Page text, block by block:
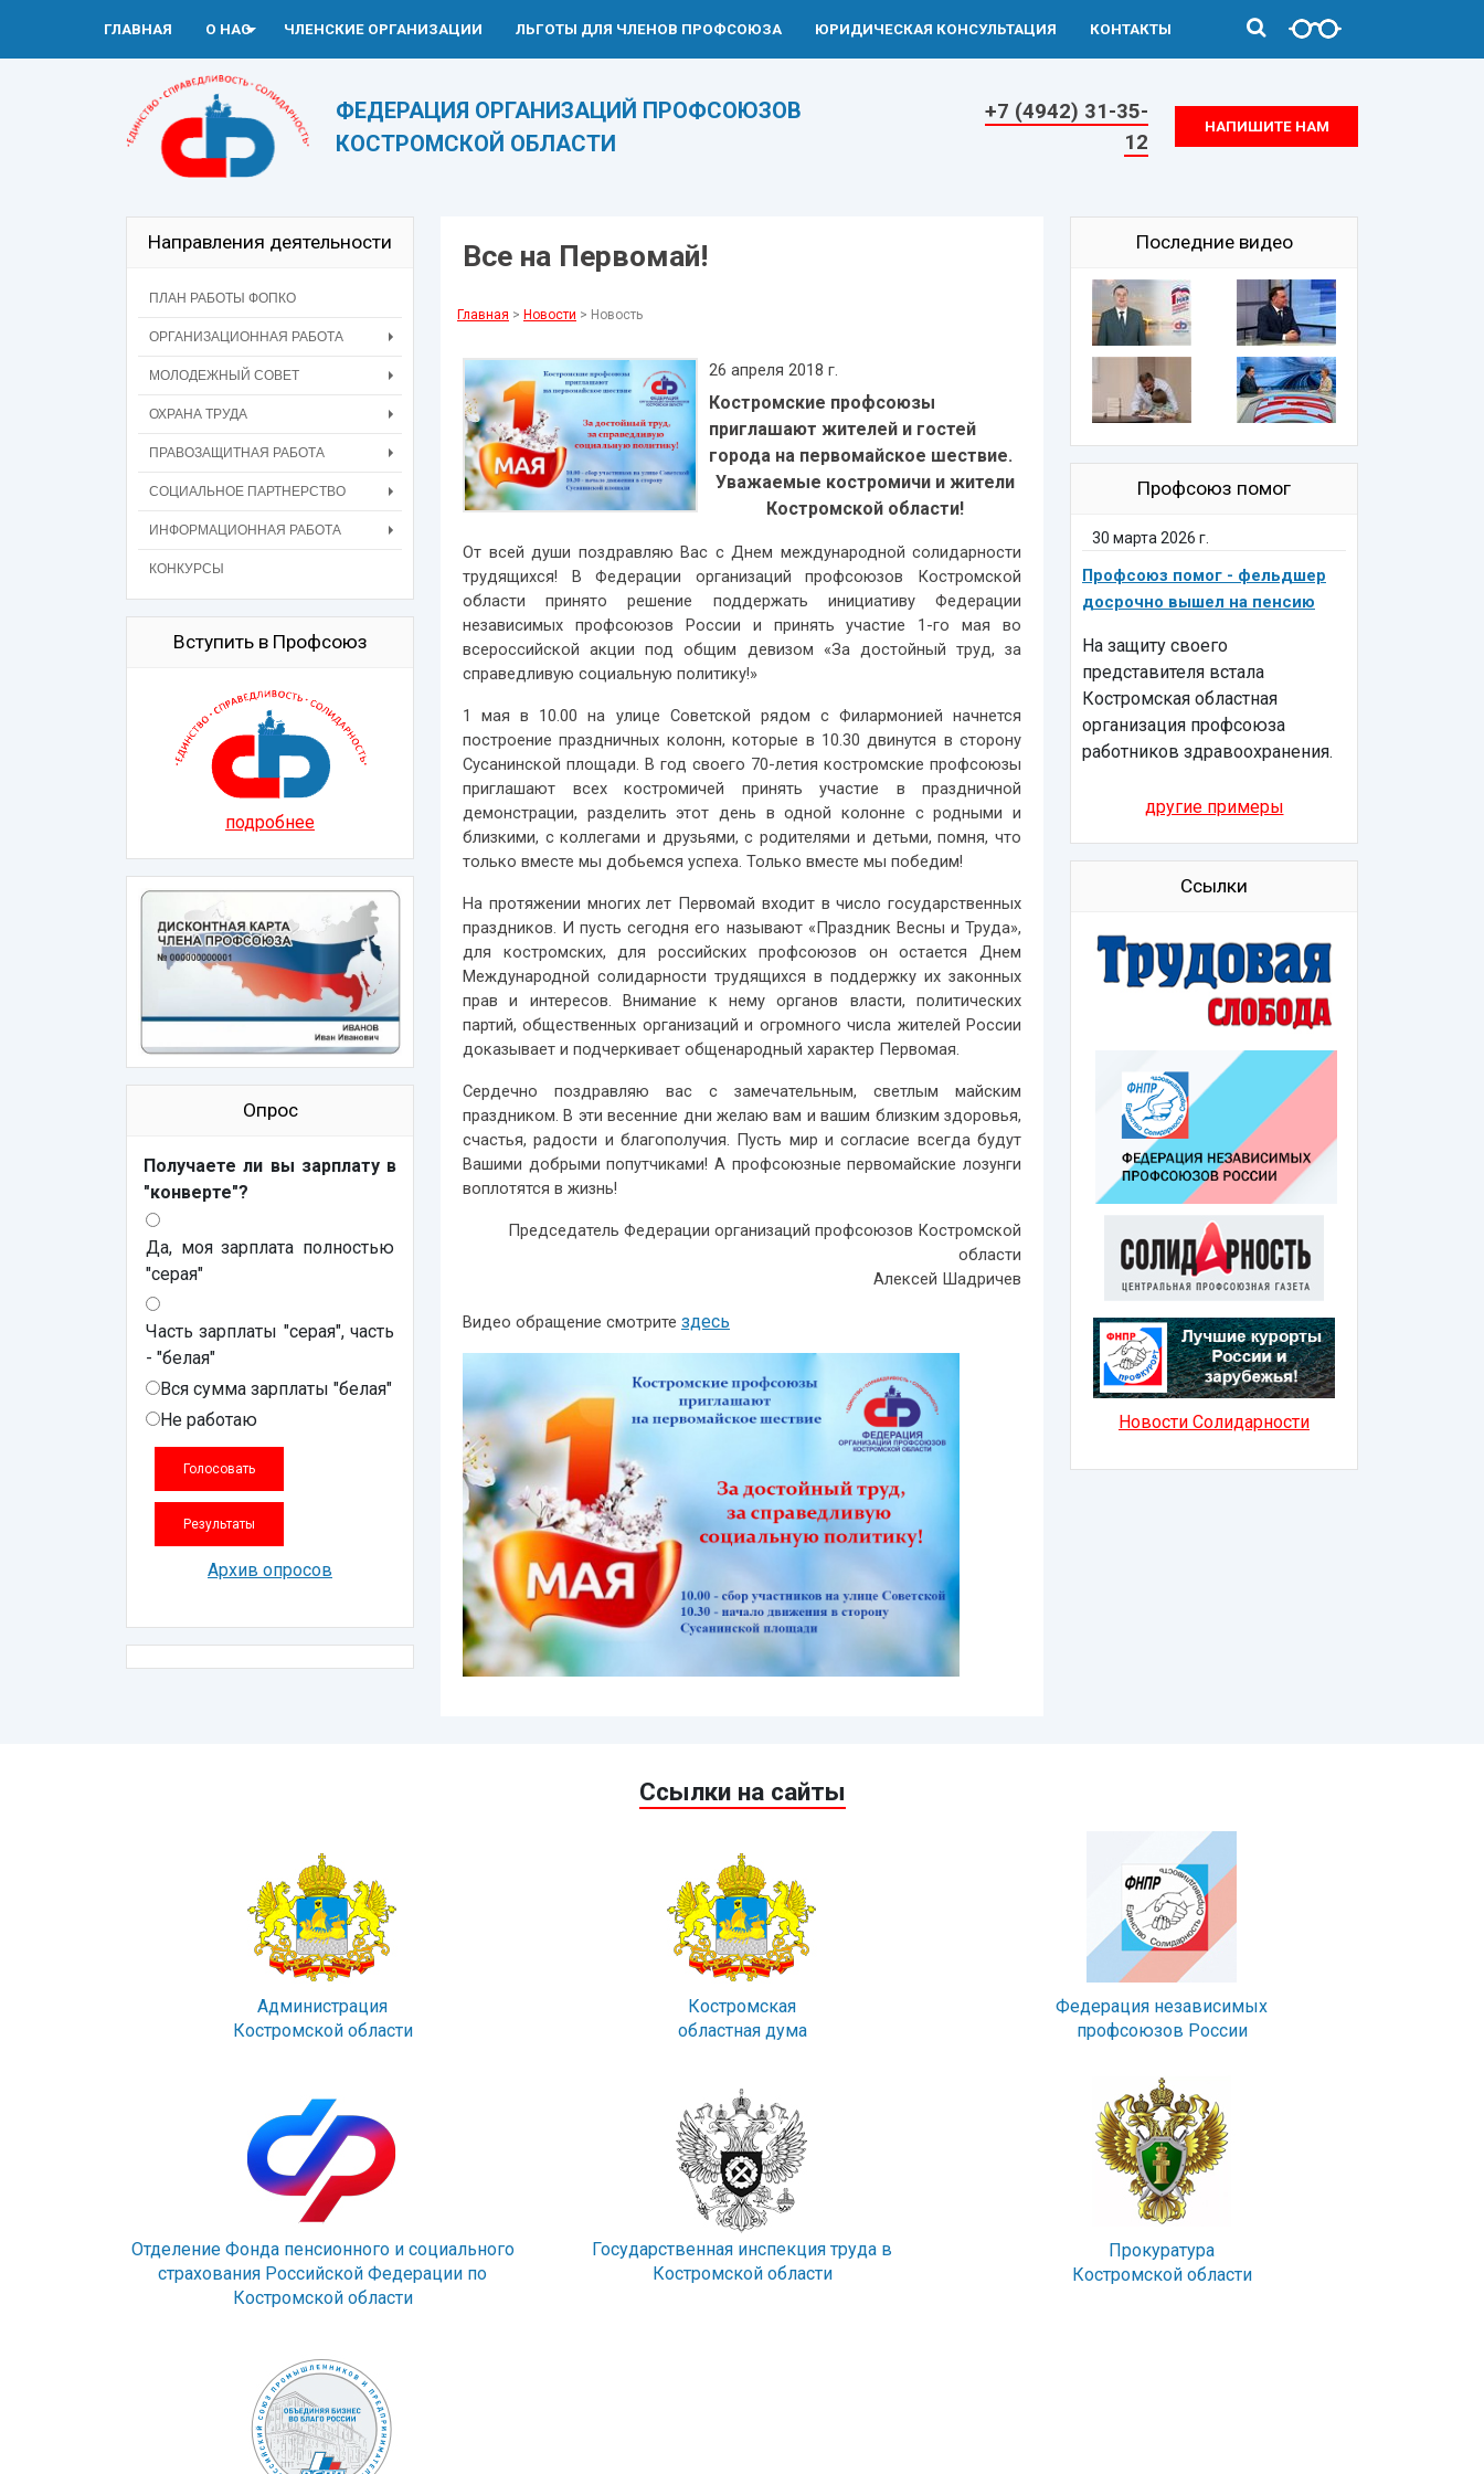
ГЛАВНАЯ О НАС ЧЛЕНСКИЕ ОРГАНИЗАЦИИ ЛЬГОТЫ ДЛЯ ЧЛЕНОВ ПРОФСОЮЗА ЮРИДИЧЕСКАЯ КОНСУЛЬТАЦИЯ КОНТАКТЫ
ФЕДЕРАЦИЯ ОРГАНИЗАЦИЙ ПРОФСОЮЗОВ
КОСТРОМСКОЙ ОБЛАСТИ
+7 (4942) 31-35-
12
НАПИШИТЕ НАМ
Направления деятельности
ПЛАН РАБОТЫ ФОПКО
ОРГАНИЗАЦИОННАЯ РАБОТА
МОЛОДЕЖНЫЙ СОВЕТ
ОХРАНА ТРУДА
ПРАВОЗАЩИТНАЯ РАБОТА
СОЦИАЛЬНОЕ ПАРТНЕРСТВО
ИНФОРМАЦИОННАЯ РАБОТА
КОНКУРСЫ
Вступить в Профсоюз
подробнее
Опрос
Получаете ли вы зарплату в
"конверте"?
Да, моя зарплата полностью
"серая"
Часть зарплаты "серая", часть
- "белая"
Вся сумма зарплаты "белая"
Не работаю
Архив опросов
Все на Первомай!
Главная > Новости > Новость
26 апреля 2018 г.
Костромские профсоюзы
приглашают жителей и гостей
города на первомайское шествие.
Уважаемые костромичи и жители
Костромской области!
От всей души поздравляю Вас с Днем международной солидарности
трудящихся! В Федерации организаций профсоюзов Костромской
области принято решение поддержать инициативу Федерации
независимых профсоюзов России и принять участие 1-го мая во
всероссийской акции под общим девизом «За достойный труд, за
справедливую социальную политику!»
1 мая в 10.00 на улице Советской рядом с Филармонией начнется
построение праздничных колонн, которые в 10.30 двинутся в сторону
Сусанинской площади. В год своего 70-летия костромские профсоюзы
приглашают всех костромичей принять участие в праздничной
демонстрации, разделить этот день в одной колонне с родными и
близкими, с коллегами и друзьями, с родителями и детьми, помня, что
только вместе мы добьемся успеха. Только вместе мы победим!
На протяжении многих лет Первомай входит в число государственных
праздников. И пусть сегодня его называют «Праздник Весны и Труда»,
для костромских, для российских профсоюзов он остается Днем
Международной солидарности трудящихся в поддержку их законных
прав и интересов. Внимание к нему органов власти, политических
партий, общественных организаций и огромного числа жителей России
доказывает и подчеркивает общенародный характер Первомая.
Сердечно поздравляю вас с замечательным, светлым майским
праздником. В эти весенние дни желаю вам и вашим близким здоровья,
счастья, радости и благополучия. Пусть мир и согласие всегда будут
Вашими добрыми попутчиками! А профсоюзные первомайские лозунги
воплотятся в жизнь!
Председатель Федерации организаций профсоюзов Костромской
области
Алексей Шадричев
Видео обращение смотрите здесь
Последние видео
Профсоюз помог
30 марта 2026 г.
Профсоюз помог - фельдшер
досрочно вышел на пенсию
На защиту своего
представителя встала
Костромская областная
организация профсоюза
работников здравоохранения.
другие примеры
Ссылки
Новости Солидарности
Ссылки на сайты
Администрация
Костромской области
Костромская
областная дума
Федерация независимых
профсоюзов России
Отделение Фонда пенсионного и социального
страхования Российской Федерации по
Костромской области
Государственная инспекция труда в
Костромской области
Прокуратура
Костромской области